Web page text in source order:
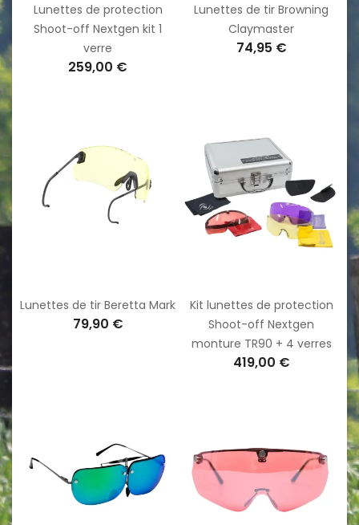
Lunettes de protection
Shoot-off Nextgen kit 1
verre
259,00 €
Lunettes de tir Browning
Claymaster
74,95 €
Lunettes de tir Beretta Mark
79,90 €
Kit lunettes de protection
Shoot-off Nextgen
monture TR90 + 4 verres
419,00 €